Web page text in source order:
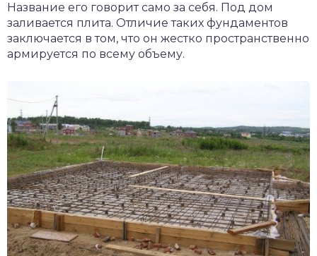
Название его говорит само за себя. Под дом
заливается плита. Отличие таких фундаментов
заключается в том, что он жестко пространственно
армируется по всему объему.